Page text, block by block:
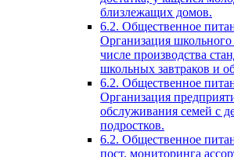
близлежащих домов.
6.2. Общественное
Организация
числе производства
школьных завтраков и
6.2. Общественное
Организация
обслуживания семей с
подростков.
6.2. Общественное
пост. мониторинга